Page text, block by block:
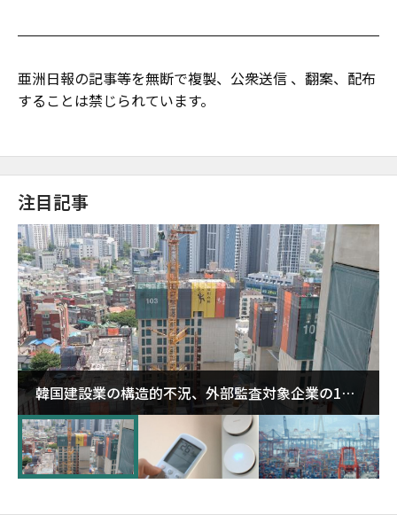
亜洲日報の記事等を無断で複製、公衆送信 、翻案、配布
することは禁じられています。
注目記事
韓国建設業の構造的不況、外部監査対象企業の1割
超が「ゾンビ企業」に…5年で2.8倍増